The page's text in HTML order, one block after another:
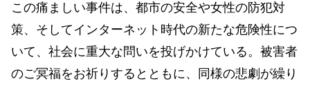
この痛ましい事件は、都市の安全や女性の防犯対
策、そしてインターネット時代の新たな危険性につ
いて、社会に重大な問いを投げかけている。被害者
のご冥福をお祈りするとともに、同様の悲劇が繰り